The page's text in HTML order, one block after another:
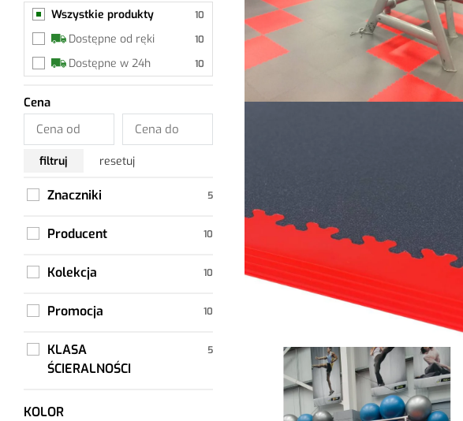
tarasowe
Wykładzina dywanowa
Akcesoria
Listwy przypodłogowe
Podkłady
Środki pielęgnacyjne
Grunty
Wszystkie produkty
Dostępne od ręki
Dostępne w 24h
Cena
filtruj resetuj
Znaczniki
Producent
Kolekcja
Promocja
KLASA
ŚCIERALNOŚCI
KOLOR